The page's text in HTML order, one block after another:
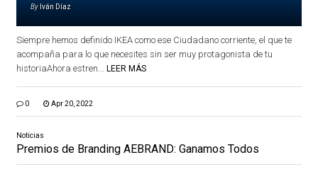
By Iván Díaz
Siempre hemos definido IKEA como ese Ciudadano corriente, el que te
acompaña para lo que necesites sin ser muy protagonista de tu
historiaAhora estren... LEER MÁS
0 Apr 20, 2022
Noticias
Premios de Branding AEBRAND: Ganamos Todos